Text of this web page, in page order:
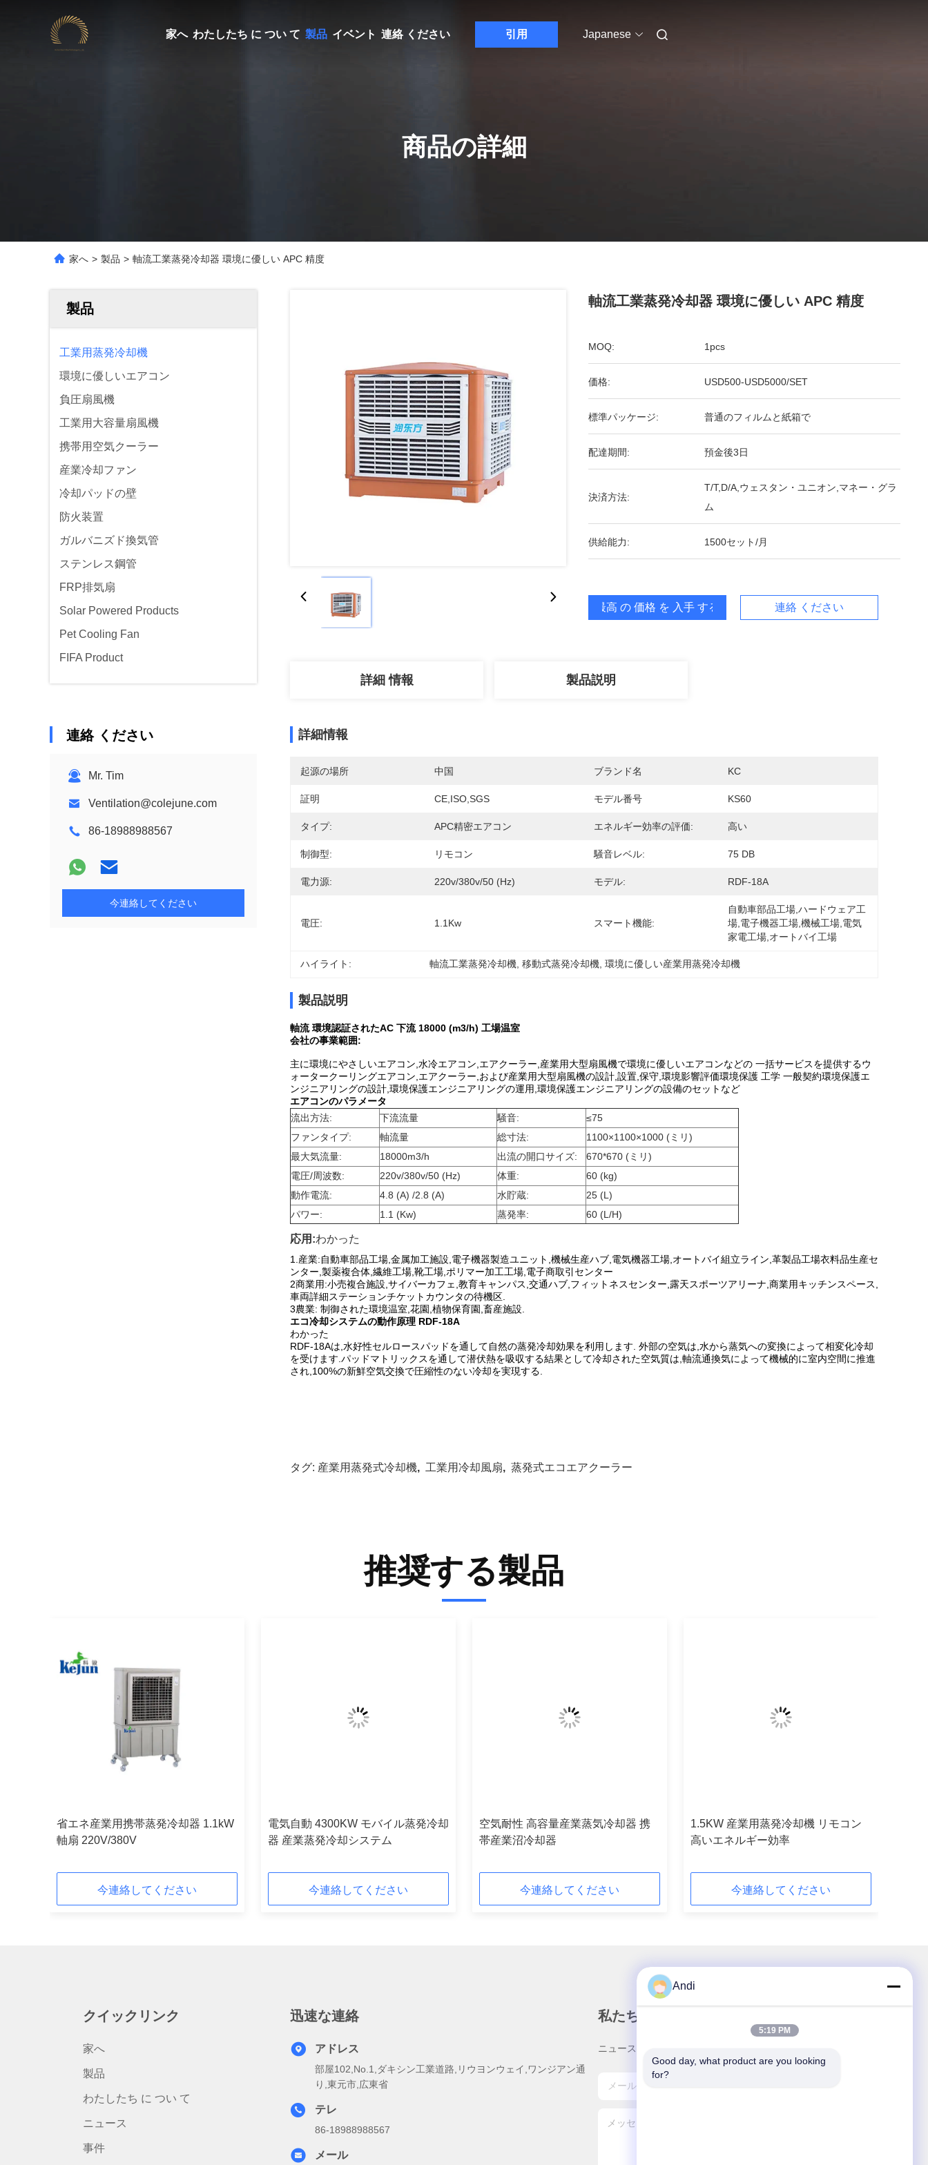
家へ わたしたち に つい て 製品 イベント 連絡 ください 引用 Japanese
商品の詳細
家へ > 製品 > 軸流工業蒸発冷却器 環境に優しい APC 精度
製品
工業用蒸発冷却機
環境に優しいエアコン
負圧扇風機
工業用大容量扇風機
携帯用空気クーラー
産業冷却ファン
冷却パッドの壁
防火装置
ガルバニズド換気管
ステンレス鋼管
FRP排気扇
Solar Powered Products
Pet Cooling Fan
FIFA Product
連絡 ください
Mr. Tim
Ventilation@colejune.com
86-18988988567
今連絡してください
軸流工業蒸発冷却器 環境に優しい APC 精度
MOQ: 1pcs
価格: USD500-USD5000/SET
標準パッケージ: 普通のフィルムと紙箱で
配達期間: 預金後3日
決済方法:
T/T,D/A,ウェスタン・ユニオン,マネー・グラ
ム
供給能力: 1500セット/月
最高 の 価格 を 入手 する 連絡 ください
詳細 情報 製品説明
詳細情報
起源の場所 中国 ブランド名 KC
証明 CE,ISO,SGS モデル番号 KS60
タイプ: APC精密エアコン エネルギー効率の評価: 高い
制御型: リモコン 騒音レベル: 75 DB
電力源: 220v/380v/50 (Hz) モデル: RDF-18A
電圧: 1.1Kw スマート機能:
自動車部品工場,ハードウェア工
場,電子機器工場,機械工場,電気
家電工場,オートバイ工場
ハイライト: 軸流工業蒸発冷却機 , 移動式蒸発冷却機 , 環境に優しい産業用蒸発冷却機
製品説明
軸流 環境認証されたAC 下流 18000 (m3/h) 工場温室
会社の事業範囲:
主に環境にやさしいエアコン,水冷エアコン,エアクーラー,産業用大型扇風機で環境に優しいエアコンなどの 一括サービスを提供するウ
ォータークーリングエアコン,エアクーラー,および産業用大型扇風機の設計,設置,保守,環境影響評価環境保護 工学 一般契約環境保護エ
ンジニアリングの設計,環境保護エンジニアリングの運用,環境保護エンジニアリングの設備のセットなど
エアコンのパラメータ
流出方法:
下流流量 騒音:
≤75
ファンタイプ:
軸流量 総寸法:
1100×1100×1000 (ミリ)
最大気流量:
18000m3/h 出流の開口サイズ:
670*670 (ミリ)
電圧/周波数:
220v/380v/50 (Hz) 体重:
60 (kg)
動作電流:
4.8 (A) /2.8 (A) 水貯蔵:
25 (L)
パワー:
1.1 (Kw) 蒸発率: 60 (L/H)
応用:わかった
1.産業:自動車部品工場,金属加工施設,電子機器製造ユニット,機械生産ハブ,電気機器工場,オートバイ組立ライン,革製品工場衣料品生産セ
ンター,製薬複合体,繊維工場,靴工場,ポリマー加工工場,電子商取引センター
2商業用:小売複合施設,サイバーカフェ,教育キャンパス,交通ハブ,フィットネスセンター,露天スポーツアリーナ,商業用キッチンスペース,
車両詳細ステーションチケットカウンタの待機区.
3農業: 制御された環境温室,花園,植物保育園,畜産施設.
エコ冷却システムの動作原理 RDF-18A
わかった
RDF-18Aは,水好性セルロースパッドを通して自然の蒸発冷却効果を利用します. 外部の空気は,水から蒸気への変換によって相変化冷却
を受けます.パッドマトリックスを通して潜伏熱を吸収する結果として冷却された空気質は,軸流通換気によって機械的に室内空間に推進
され,100%の新鮮空気交換で圧縮性のない冷却を実現する.
タグ: 産業用蒸発式冷却機, 工業用冷却風扇, 蒸発式エコエアクーラー
推奨する製品
省エネ産業用携帯蒸発冷却器 1.1kW
軸扇 220V/380V
今連絡してください
電気自動 4300KW モバイル蒸発冷却
器 産業蒸発冷却システム
今連絡してください
空気耐性 高容量産業蒸気冷却器 携
帯産業沼冷却器
今連絡してください
1.5KW 産業用蒸発冷却機 リモコン
高いエネルギー効率
今連絡してください
クイックリンク
家へ
製品
わたしたち に つい て
ニュース
事件
迅速な連絡
アドレス
部屋102,No.1,ダキシン工業道路,リウヨンウェイ,ワンジアン通
り,東元市,広東省
テレ
86-18988988567
メール
私たちのニュースレター
ニュースレターへの購読は,割引などで可能です.
Andi
5:19 PM
Good day, what product are you looking
for?